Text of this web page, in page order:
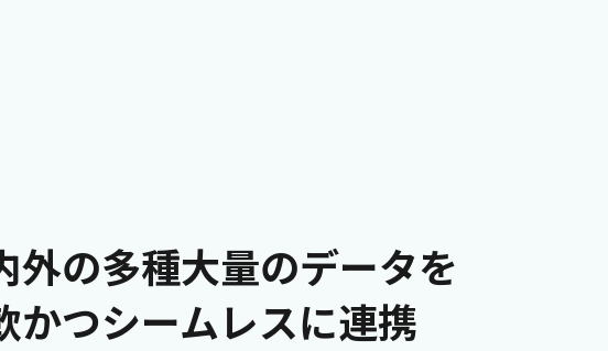
外の多種大量のデータを
かつシームレスに連携